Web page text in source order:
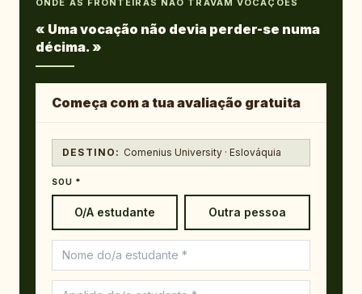
ONDE AS FRONTEIRAS NÃO TRAVAM VOCAÇÕES
« Uma vocação não devia perder-se numa
décima.»
Começa com a tua avaliação gratuita
DESTINO: Comenius University · Eslováquia
SOU *
O/A estudante Outra pessoa